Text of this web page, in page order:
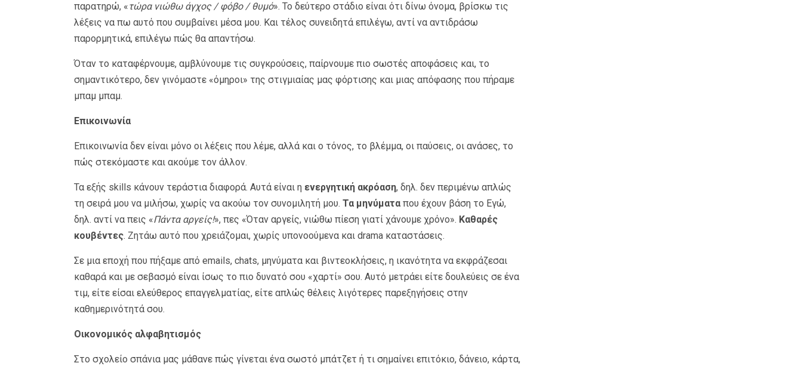
παρατηρώ, «τώρα νιώθω άγχος / φόβο / θυμό». Το δεύτερο στάδιο είναι ότι δίνω όνομα, βρίσκω τις
λέξεις να πω αυτό που συμβαίνει μέσα μου. Και τέλος συνειδητά επιλέγω, αντί να αντιδράσω
παρορμητικά, επιλέγω πώς θα απαντήσω.
Όταν το καταφέρνουμε, αμβλύνουμε τις συγκρούσεις, παίρνουμε πιο σωστές αποφάσεις και, το
σημαντικότερο, δεν γινόμαστε «όμηροι» της στιγμιαίας μας φόρτισης και μιας απόφασης που πήραμε
μπαμ μπαμ.
Επικοινωνία
Επικοινωνία δεν είναι μόνο οι λέξεις που λέμε, αλλά και ο τόνος, το βλέμμα, οι παύσεις, οι ανάσες, το
πώς στεκόμαστε και ακούμε τον άλλον.
Τα εξής skills κάνουν τεράστια διαφορά. Αυτά είναι η ενεργητική ακρόαση, δηλ. δεν περιμένω απλώς
τη σειρά μου να μιλήσω, χωρίς να ακούω τον συνομιλητή μου. Τα μηνύματαπου έχουν βάση το Εγώ,
δηλ. αντί να πεις «Πάντα αργείς!», πες «Όταν αργείς, νιώθω πίεση γιατί χάνουμε χρόνο». Καθαρές
κουβέντες. Ζητάω αυτό που χρειάζομαι, χωρίς υπονοούμενα και drama καταστάσεις.
Σε μια εποχή που πήξαμε από emails, chats, μηνύματα και βιντεοκλήσεις, η ικανότητα να εκφράζεσαι
καθαρά και με σεβασμό είναι ίσως το πιο δυνατό σου «χαρτί» σου. Αυτό μετράει είτε δουλεύεις σε ένα
τιμ, είτε είσαι ελεύθερος επαγγελματίας, είτε απλώς θέλεις λιγότερες παρεξηγήσεις στην
καθημερινότητά σου.
Οικονομικός αλφαβητισμός
Στο σχολείο σπάνια μας μάθανε πώς γίνεται ένα σωστό μπάτζετ ή τι σημαίνει επιτόκιο, δάνειο, κάρτα,